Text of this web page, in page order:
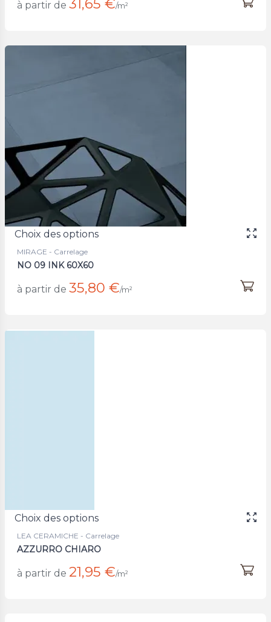
à partir de 31,65 €/m²
Choix des options
MIRAGE - Carrelage
NO 09 INK 60X60
à partir de 35,80 €/m²
Choix des options
LEA CERAMICHE - Carrelage
AZZURRO CHIARO
à partir de 21,95 €/m²